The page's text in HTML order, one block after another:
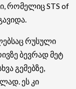
რომელიც STS of
რუსული
ბევრად მეტ
გემებზე,
ეს კი